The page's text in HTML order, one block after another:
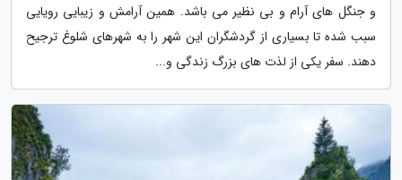
و جنگل های آرام و بی نظیر می باشد. همین آرامش و زیبایی رویایی
سبب شده تا بسیاری از گردشگران این شهر را به شهرهای شلوغ ترجیح
دهند. سفر یکی از لذت های بزرگ زندگی و...